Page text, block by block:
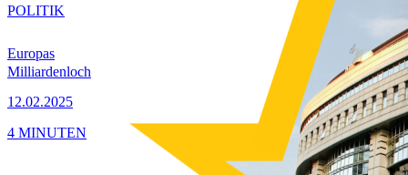
Europas
Milliardenloch
12.02.2025
POLITIK
4 MINUTEN